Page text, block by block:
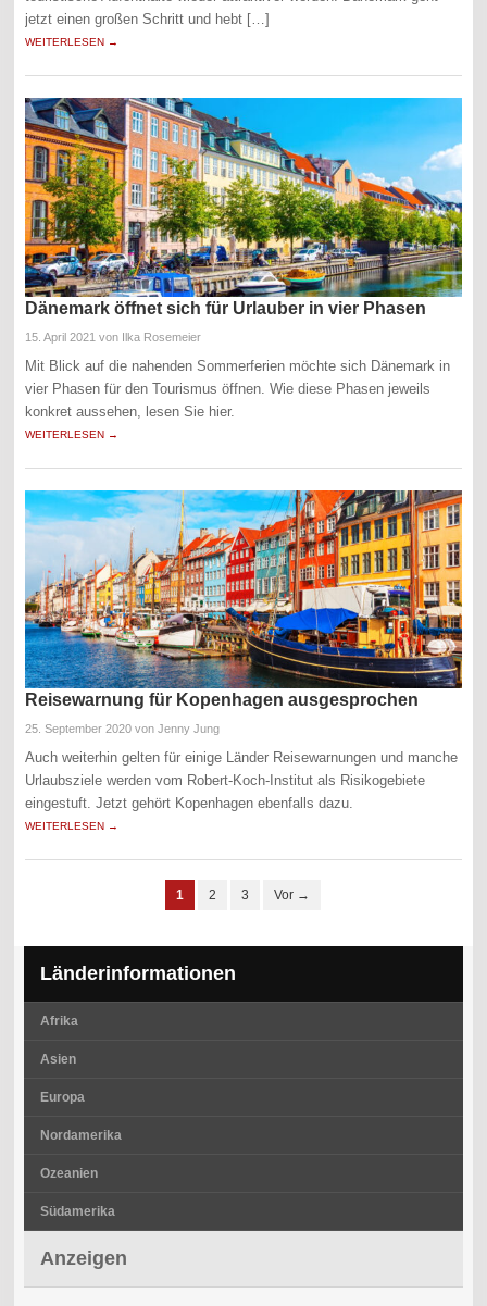
jetzt einen großen Schritt und hebt […]
WEITERLESEN →
Dänemark öffnet sich für Urlauber in vier Phasen
15. April 2021 von Ilka Rosemeier
Mit Blick auf die nahenden Sommerferien möchte sich Dänemark in
vier Phasen für den Tourismus öffnen. Wie diese Phasen jeweils
konkret aussehen, lesen Sie hier.
WEITERLESEN →
Reisewarnung für Kopenhagen ausgesprochen
25. September 2020 von Jenny Jung
Auch weiterhin gelten für einige Länder Reisewarnungen und manche
Urlaubsziele werden vom Robert-Koch-Institut als Risikogebiete
eingestuft. Jetzt gehört Kopenhagen ebenfalls dazu.
WEITERLESEN →
1 2 3 Vor →
Länderinformationen
Afrika
Asien
Europa
Nordamerika
Ozeanien
Südamerika
Anzeigen